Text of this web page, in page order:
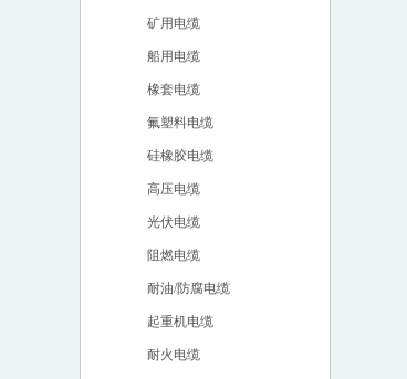
矿用电缆
船用电缆
橡套电缆
氟塑料电缆
硅橡胶电缆
高压电缆
光伏电缆
阻燃电缆
耐油/防腐电缆
起重机电缆
耐火电缆